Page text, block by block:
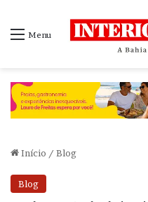
Menu
Início / Blog
Blog